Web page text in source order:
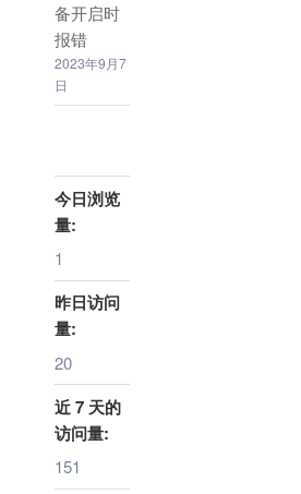
备开启时
报错
2023年9月7
日
今日浏览
量:
1
昨日访问
量:
20
近 7 天的
访问量:
151